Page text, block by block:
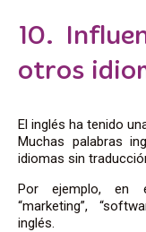
10.
otros
El inglés ha tenido
Muchas palabras
idiomas sin
Por ejemplo, en
“marketing”,
inglés.